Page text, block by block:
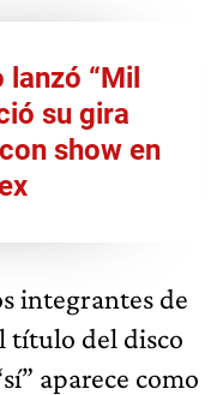
“Mil
su gira
show en
integrantes de
título del disco
aparece como